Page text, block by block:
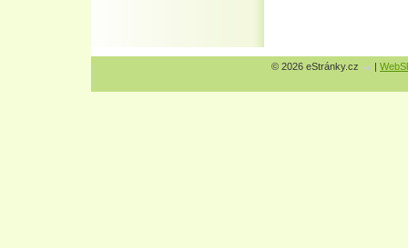
© 2026 eStránky.cz |